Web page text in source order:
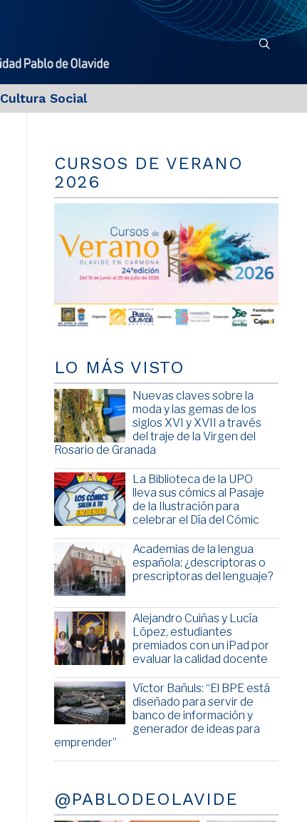
Cultura Social
CURSOS DE VERANO
2026
LO MÁS VISTO
Nuevas claves sobre la
moda y las gemas de los
siglos XVI y XVII a través
del traje de la Virgen del
Rosario de Granada
La Biblioteca de la UPO
lleva sus cómics al Pasaje
de la Ilustración para
celebrar el Día del Cómic
Academias de la lengua
española: ¿descriptoras o
prescriptoras del lenguaje?
Alejandro Cuiñas y Lucía
López, estudiantes
premiados con un iPad por
evaluar la calidad docente
Víctor Bañuls: “El BPE está
diseñado para servir de
banco de información y
generador de ideas para
emprender”
@PABLODEOLAVIDE